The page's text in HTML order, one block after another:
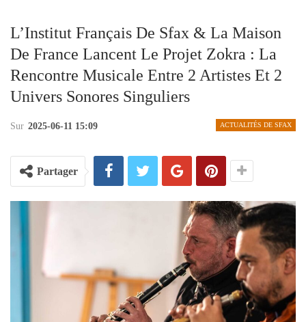
L’Institut Français De Sfax & La Maison
De France Lancent Le Projet Zokra : La
Rencontre Musicale Entre 2 Artistes Et 2
Univers Sonores Singuliers
ACTUALITÉS DE SFAX
Sur 2025-06-11 15:09
Partager